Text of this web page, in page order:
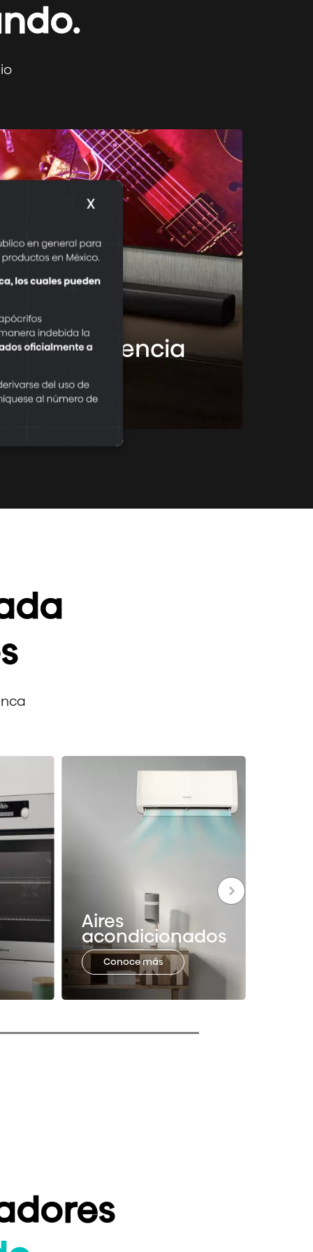
Audio
la experiencia
Conoce más
Aires
acondicionados
Conoce más
X